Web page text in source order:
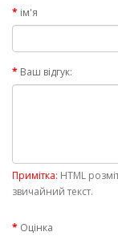
ім'я
Ваш відгук:
Примітка: HTML
звичайний текст.
Оцінка